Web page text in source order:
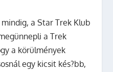
mindig, aStar Trek Klub
a Trek
a körülmények
egy kicsit kés?bb,